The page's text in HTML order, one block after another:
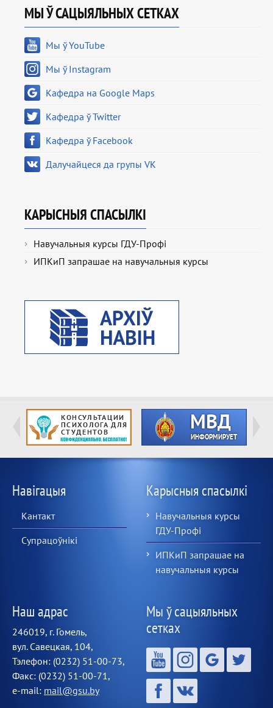
МЫ Ў САЦЫЯЛЬНЫХ СЕТКАХ
Мы ў YouTube
Мы ў Instagram
Кафедра на Google Maps
Кафедра ў Twitter
Кафедра ў Facebook
Далучайцеся да групы VK
КАРЫСНЫЯ СПАСЫЛКІ
Навучальныя курсы ГДУ-Профі
ИПКиП запрашае на навучальныя курсы
Навігацыя
Кантакт
Супрацоўнікі
Карысныя спасылкі
Навучальныя курсы
ГДУ-Профі
ИПКиП запрашае на
навучальныя курсы
Наш адрас
246019, г. Гомель,
вул. Савецкая, 104,
Тэлефон: (0232) 51-00-73,
Факс: (0232) 51-00-71,
e-mail: mail@gsu.by
Мы ў сацыяльных
сетках